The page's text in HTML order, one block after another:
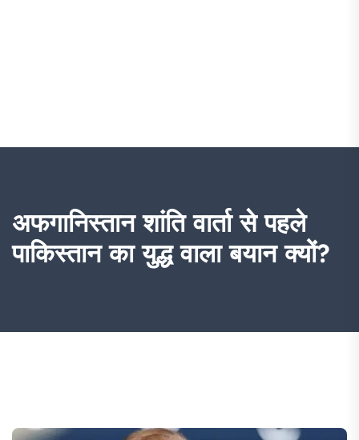
अफगानिस्तान शांति वार्ता से पहले
पाकिस्तान का युद्ध वाला बयान क्यों?